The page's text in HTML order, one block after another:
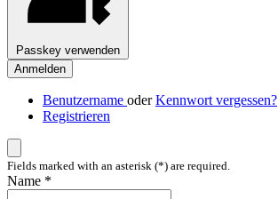
Passkey verwenden
Anmelden
Benutzername oderKennwort vergessen?
Registrieren
Fields marked with an asterisk (*) are required.
Name *